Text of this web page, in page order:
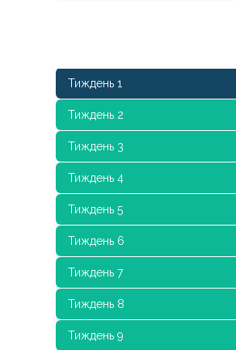
Тиждень 1
Тиждень 2
Тиждень 3
Тиждень 4
Тиждень 5
Тиждень 6
Тиждень 7
Тиждень 8
Тиждень 9